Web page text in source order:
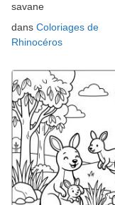
savane
dans Coloriages de
Rhinocéros